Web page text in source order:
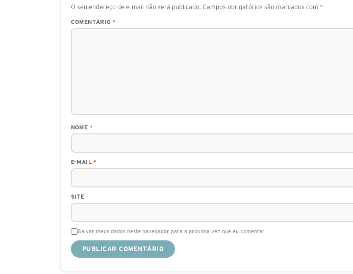
O seu endereço de e-mail não será publicado. Campos obrigatórios são marcados com *
COMENTÁRIO *
NOME *
E-MAIL*
SITE
Salvar meus dados neste navegador para a próxima vez que eu comentar.